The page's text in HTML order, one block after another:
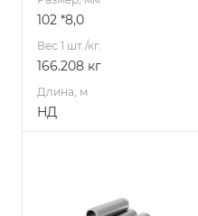
102 *8,0
Вес 1 шт./кг.
166.208 кг
Длина, м
НД